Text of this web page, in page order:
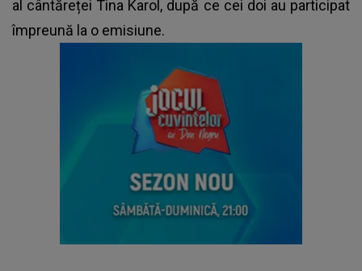
al cântăreței Tina Karol, după ce cei doi au participat
împreună la o emisiune.